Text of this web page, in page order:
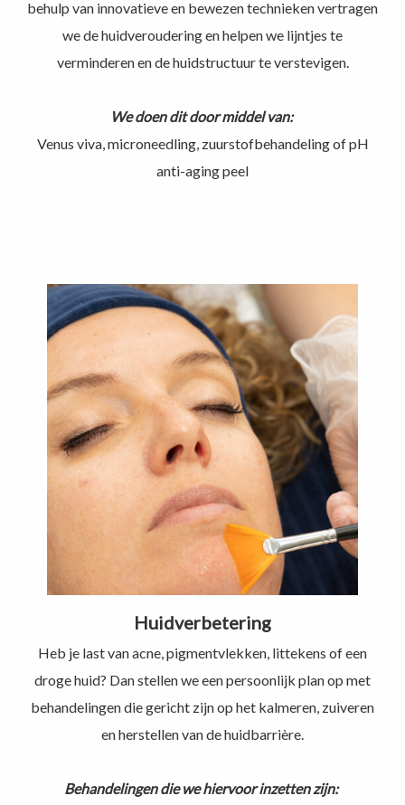
behulp van innovatieve en bewezen technieken vertragen
we de huidveroudering en helpen we lijntjes te
verminderen en de huidstructuur te verstevigen.
We doen dit door middel van:
Venus viva, microneedling, zuurstofbehandeling of pH
anti-aging peel
Huidverbetering
Heb je last van acne, pigmentvlekken, littekens of een
droge huid? Dan stellen we een persoonlijk plan op met
behandelingen die gericht zijn op het kalmeren, zuiveren
en herstellen van de huidbarrière.
Behandelingen die we hiervoor inzetten zijn: